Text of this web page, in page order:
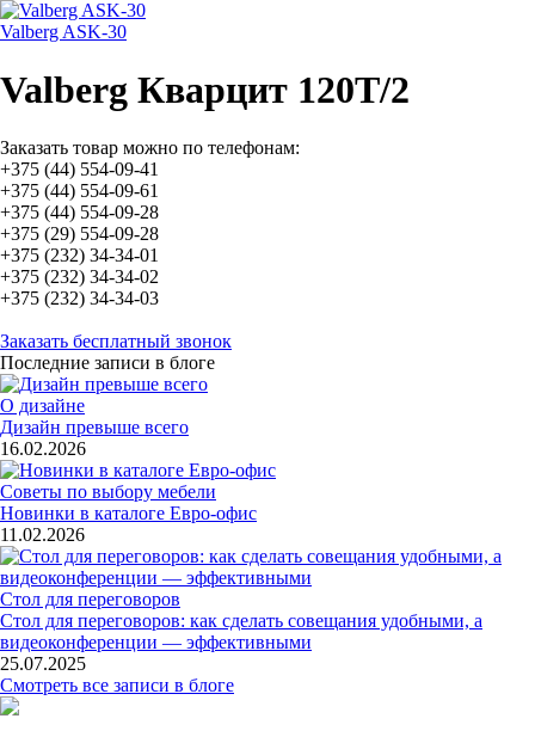
Valberg ASK-30
Valberg Кварцит 120T/2
Заказать товар можно по телефонам:
+375 (44) 554-09-41
+375 (44) 554-09-61
+375 (44) 554-09-28
+375 (29) 554-09-28
+375 (232) 34-34-01
+375 (232) 34-34-02
+375 (232) 34-34-03
Заказать бесплатный звонок
Последние записи в блоге
О дизайне
Дизайн превыше всего
16.02.2026
Советы по выбору мебели
Новинки в каталоге Евро-офис
11.02.2026
Стол для переговоров
Стол для переговоров: как сделать совещания удобными, а
видеоконференции — эффективными
25.07.2025
Смотреть все записи в блоге